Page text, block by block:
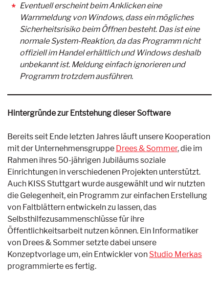
Eventuell erscheint beim Anklicken eine
Warnmeldung von Windows, dass ein mögliches
Sicherheitsrisiko beim Öffnen besteht. Das ist eine
normale System-Reaktion, da das Programm nicht
offiziell im Handel erhältlich und Windows deshalb
unbekannt ist. Meldung einfach ignorieren und
Programm trotzdem ausführen.
Hintergründe zur Entstehung dieser Software
Bereits seit Ende letzten Jahres läuft unsere Kooperation
mit der Unternehmensgruppe Drees & Sommer, die im
Rahmen ihres 50-jährigen Jubiläums soziale
Einrichtungen in verschiedenen Projekten unterstützt.
Auch KISS Stuttgart wurde ausgewählt und wir nutzten
die Gelegenheit, ein Programm zur einfachen Erstellung
von Faltblättern entwickeln zu lassen, das
Selbsthilfezusammenschlüsse für ihre
Öffentlichkeitsarbeit nutzen können. Ein Informatiker
von Drees & Sommer setzte dabei unsere
Konzeptvorlage um, ein Entwickler von Studio Merkas
programmierte es fertig.